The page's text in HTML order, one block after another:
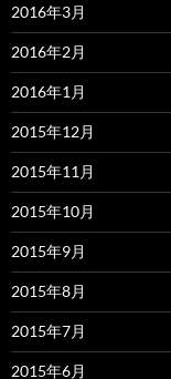
2016年3月
2016年2月
2016年1月
2015年12月
2015年11月
2015年10月
2015年9月
2015年8月
2015年7月
2015年6月